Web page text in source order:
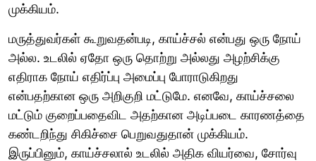
முக்கியம்.
மருத்துவர்கள் கூறுவதன்படி, காய்ச்சல் என்பது ஒரு நோய்
அல்ல. உடலில் ஏதோ ஒரு தொற்று அல்லது அழற்சிக்கு
எதிராக நோய் எதிர்ப்பு அமைப்பு போராடுகிறது
என்பதற்கான ஒரு அறிகுறி மட்டுமே. எனவே, காய்ச்சலை
மட்டும் குறைப்பதைவிட அதற்கான அடிப்படை காரணத்தை
கண்டறிந்து சிகிச்சை பெறுவதுதான் முக்கியம்.
இருப்பினும், காய்ச்சலால் உடலில் அதிக வியர்வை, சோர்வு